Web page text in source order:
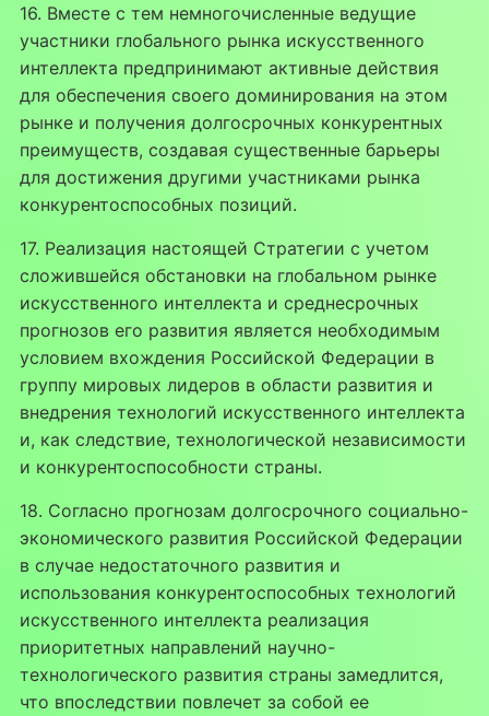
16. Вместе с тем немногочисленные ведущие
участники глобального рынка искусственного
интеллекта предпринимают активные действия
для обеспечения своего доминирования на этом
рынке и получения долгосрочных конкурентных
преимуществ, создавая существенные барьеры
для достижения другими участниками рынка
конкурентоспособных позиций.
17. Реализация настоящей Стратегии с учетом
сложившейся обстановки на глобальном рынке
искусственного интеллекта и среднесрочных
прогнозов его развития является необходимым
условием вхождения Российской Федерации в
группу мировых лидеров в области развития и
внедрения технологий искусственного интеллекта
и, как следствие, технологической независимости
и конкурентоспособности страны.
18. Согласно прогнозам долгосрочного социально-
экономического развития Российской Федерации
в случае недостаточного развития и
использования конкурентоспособных технологий
искусственного интеллекта реализация
приоритетных направлений научно-
технологического развития страны замедлится,
что впоследствии повлечет за собой ее